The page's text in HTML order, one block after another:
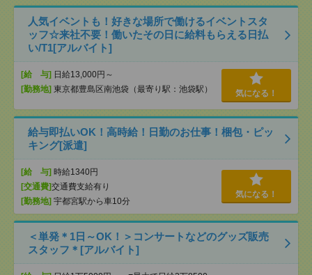
人気イベントも！好きな場所で働けるイベントスタ
ッフ☆来社不要！働いたその日に給料もらえる日払
い/T1[アルバイト]
[給 与] 日給13,000円～
[勤務地] 東京都豊島区南池袋（最寄り駅：池袋駅） 気になる！
給与即払いOK！高時給！日勤のお仕事！梱包・ピッ
キング[派遣]
[給 与] 時給1340円
[交通費]交通費支給有り
[勤務地] 宇都宮駅から車10分
気になる！
＜単発＊1日～OK！＞コンサートなどのグッズ販売
スタッフ＊[アルバイト]